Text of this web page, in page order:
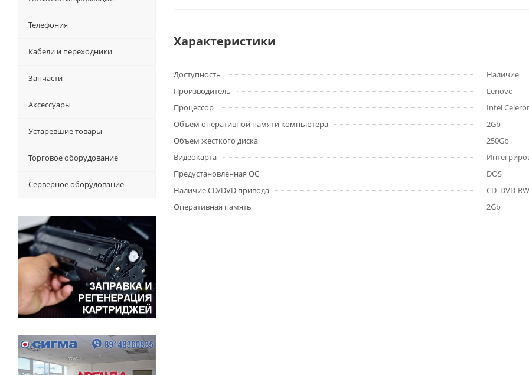
Характеристики
Доступность
Наличие
Производитель
Lenovo
Процессор
Intel
Объем оперативной памяти компьютера
2Gb
Объем жесткого диска
250Gb
Видеокарта
Предустановленная ОС
DOS
Наличие CD/DVD привода
CD_DVD-RW
Оперативная память
2Gb
Телефония
Кабели и переходники
Запчасти
Аксессуары
Устаревшие товары
Торговое оборудование
Серверное оборудование